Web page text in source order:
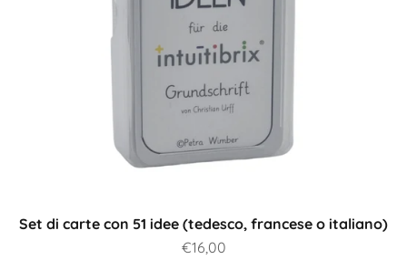
Set di carte con 51 idee (tedesco, francese o italiano)
Prezzo scontato
€16,00